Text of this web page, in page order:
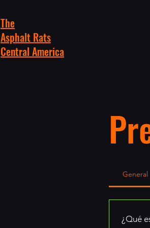
The
Asphalt Rats
Central America
General
¿Qué